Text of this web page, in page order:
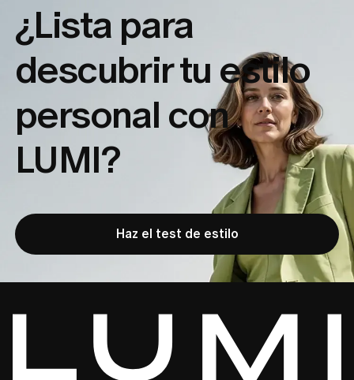
¿Lista para
descubrir tu estilo
personal con
LUMI?
Haz el test de estilo